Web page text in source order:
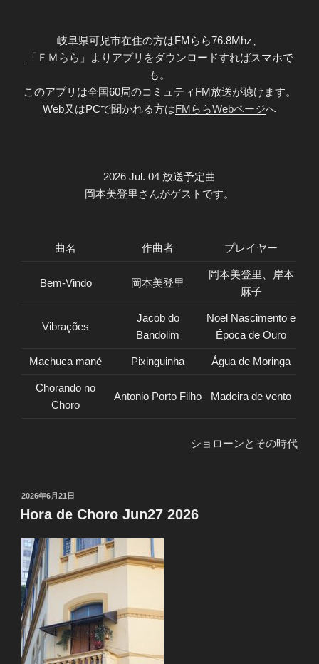
岐阜県可児市在住の方はFMらら76.8Mhz、
「ＦＭらら」よりアプリ をダウンロードすればスマホで
も。
このアプリは全国60局のコミュティFM放送が聴けます。
Web又はPCで聞かれる方はFMららWebページへ
2026 Jul. 04 放送予定曲
岡本美登里さんがゲストです。
曲名 作曲者 プレイヤー
Bem-Vindo 岡本美登里
岡本美登里、岸本
麻子
Vibrações
Jacob do
Bandolim
Noel Nascimento e
Época de Ouro
Machuca mané Pixinguinha Água de Moringa
Chorando no
Choro
Antonio Porto Filho Madeira de vento
ショローンとその時代
投
稿
日:
2026年6月21日
Hora de Choro Jun27 2026